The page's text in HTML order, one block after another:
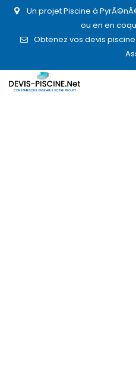
Un projet Piscine à
ou en en
Obtenez vos devis